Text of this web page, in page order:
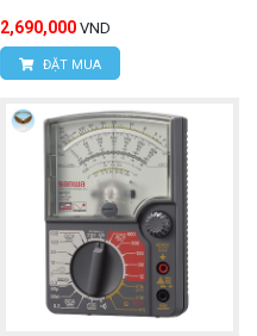
2,690,000 VND
ĐẶT MUA